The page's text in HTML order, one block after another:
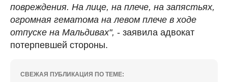
повреждения. На лице, на плече, на запястьях,
огромная гематома на левом плече в ходе
отпуске на Мальдивах", - заявила адвокат
потерпевшей стороны.
СВЕЖАЯ ПУБЛИКАЦИЯ ПО ТЕМЕ: